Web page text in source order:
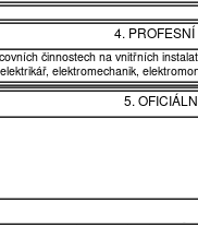
4. PROFESNÍ
činnostech na vnitřních
elektromechanik,
5.